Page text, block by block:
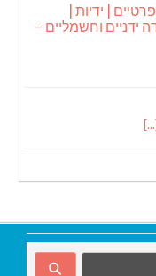
| ידיות |
ידניים וחשמליים –